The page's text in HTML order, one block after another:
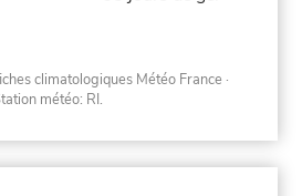
climatologiques Météo France ·
météo: RI.